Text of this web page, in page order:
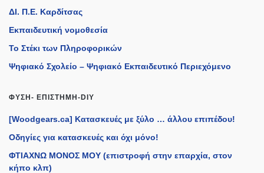
ΔΙ. Π.Ε. Καρδίτσας
Εκπαιδευτική νομοθεσία
Το Στέκι των Πληροφορικών
Ψηφιακό Σχολείο – Ψηφιακό Εκπαιδευτικό Περιεχόμενο
ΦΎΣΗ- ΕΠΙΣΤΉΜΗ-DIY
[Woodgears.ca] Κατασκευές με ξύλο … άλλου επιπέδου!
Οδηγίες για κατασκευές και όχι μόνο!
ΦΤΙΑΧΝΩ ΜΟΝΟΣ ΜΟΥ (επιστροφή στην επαρχία, στον
κήπο κλπ)